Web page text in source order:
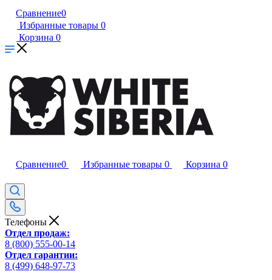
Сравнение0
Избранные товары 0
Корзина 0
Сравнение0 Избранные товары 0 Корзина 0
Телефоны
Отдел продаж:
8 (800) 555-00-14
Отдел гарантии:
8 (499) 648-97-73